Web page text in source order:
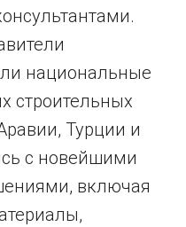
национальные
строительных
Турции и
с новейшими
включая